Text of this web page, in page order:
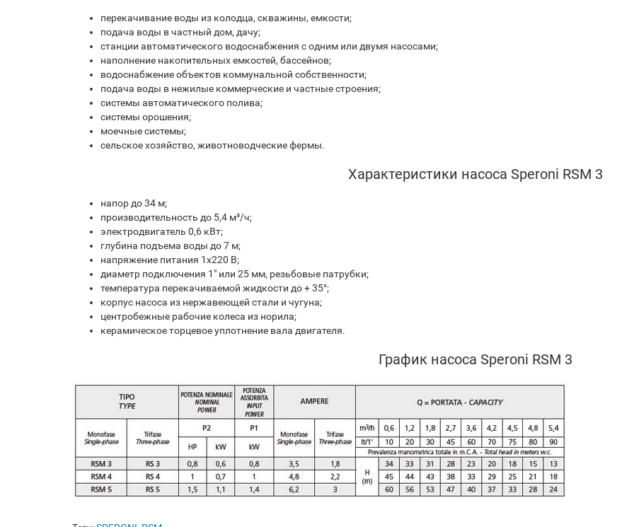
перекачивание воды из колодца, скважины, емкости;
подача воды в частный дом, дачу;
станции автоматического водоснабжения с одним или двумя насосами;
наполнение накопительных емкостей, бассейнов;
водоснабжение объектов коммунальной собственности;
подача воды в нежилые коммерческие и частные строения;
системы автоматического полива;
системы орошения;
моечные системы;
сельское хозяйство, животноводческие фермы.
Характеристики насоса Speroni RSM 3
напор до 34 м;
производительность до 5,4 м³/ч;
электродвигатель 0,6 кВт;
глубина подъема воды до 7 м;
напряжение питания 1х220 В;
диаметр подключения 1" или 25 мм, резьбовые патрубки;
температура перекачиваемой жидкости до + 35°;
корпус насоса из нержавеющей стали и чугуна;
центробежные рабочие колеса из норила;
керамическое торцевое уплотнение вала двигателя.
График насоса Speroni RSM 3